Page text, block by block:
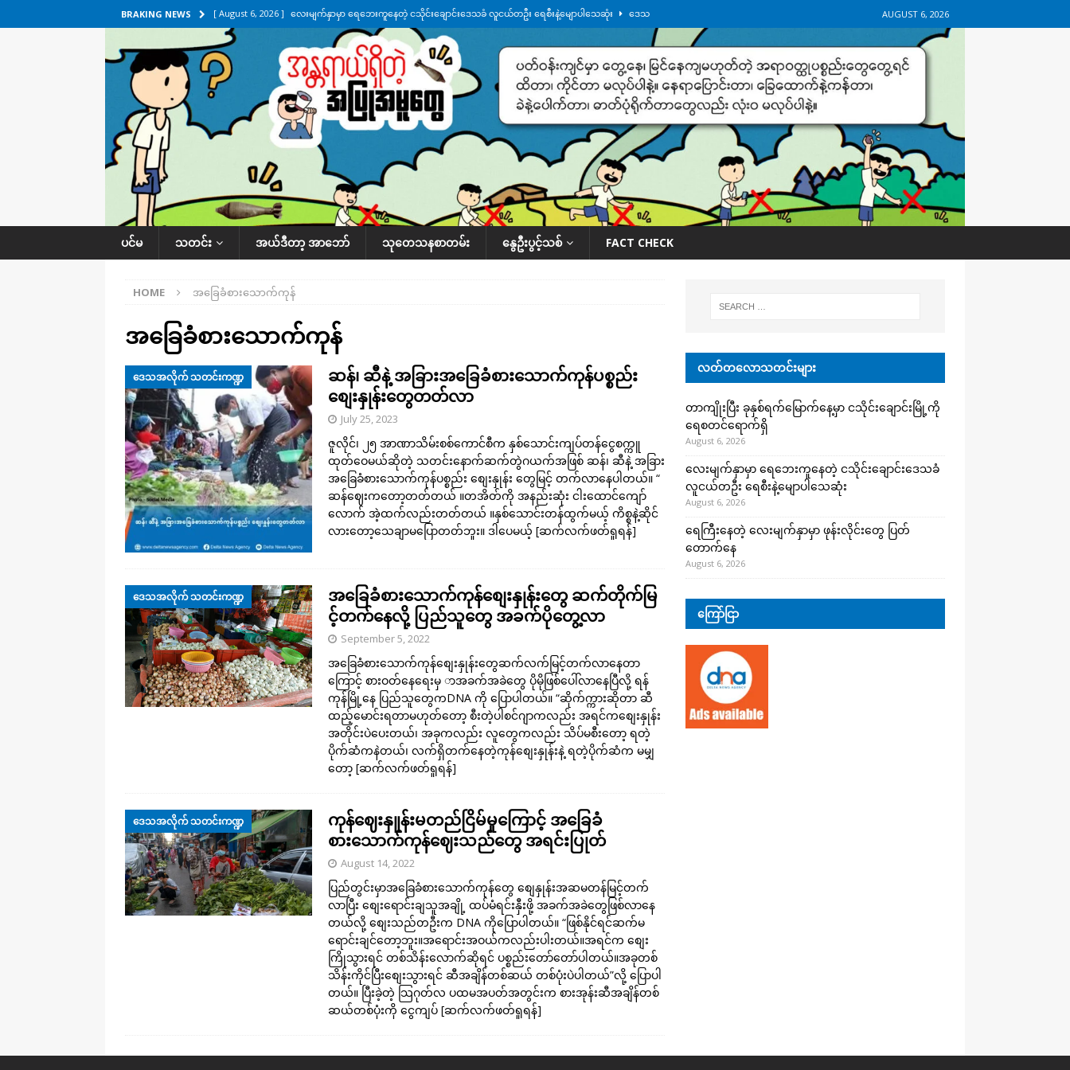
BRAKING NEWS [ August 6, 2026 ] လေးမျက်နှာမှာ ရေဘေးကူနေတဲ့ ငသိုင်းချောင်းဒေသခံ လူငယ်တဦး ရေစီးနဲ့မျောပါသေဆုံး ဒေသ
အလိုက် သတင်းကဏ္ဍ
[ August 6, 2026 ] ရေကြီးနေတဲ့ လေးမျက်နှာမှာ ဖုန်းလိုင်းတွေ ပြတ်တောက်နေ ဒေသအလိုက် သတင်းကဏ္ဍ
[ August 5, 2026 ] ရန်ကုန်မြို့မှာ ကားမှန်ခွဲခံရတာတွေ ဆက်တိုက်ဖြစ် ဒေသအလိုက် သတင်းကဏ္ဍ
[ August 5, 2026 ] ဂျပန်ရဲ့ ဒုံးကျည်စမ်းသပ်မှုကို မြောက်ကိုရီးယား ဝေဖန် နိုင်ငံတကာရေးရာ
[ August 6, 2026 ] တာကျိုးပြီး ခုနှစ်ရက်မြောက်နေ့မှာ ငသိုင်းချောင်းမြို့ကို ရေစတင်ရောက်ရှိ ဒေသအလိုက် သတင်း
AUGUST 6, 2026
ပင်မ သတင်း အယ်ဒီတာ့ အာဘော် သုတေသနစာတမ်း နွေဦးပွင့်သစ် FACT CHECK
HOME အခြေခံစားသောက်ကုန်
အခြေခံစားသောက်ကုန်
ဒေသအလိုက် သတင်းကဏ္ဍ
ဆန်၊ ဆီနဲ့ အခြားအခြေခံစားသောက်ကုန်ပစ္စည်း
စျေးနှုန်းတွေတတ်လာ
July 25, 2023
ဇူလိုင်၊ ၂၅ အာဏာသိမ်းစစ်ကောင်စီက နှစ်သောင်းကျပ်တန်ငွေစက္ကူ
ထုတ်ဝေမယ်ဆိုတဲ့ သတင်းနောက်ဆက်တွဲဂယက်အဖြစ် ဆန်၊ ဆီနဲ့ အခြား
အခြေခံစားသောက်ကုန်ပစ္စည်း စျေးနှုန်း တွေမြင့် တက်လာနေပါတယ်။ “
ဆန်ဈေးကတော့တတ်တယ် ။တအိတ်ကို အနည်းဆုံး ငါးထောင်ကျော်
လောက် အဲ့ထက်လည်းတတ်တယ် ။နှစ်သောင်းတန်ထွက်မယ့် ကိစ္စနဲ့ဆိုင်
လားတော့သေချာမပြောတတ်ဘူး။ ဒါပေမယ့် [ဆက်လက်ဖတ်ရှုရန်]
ဒေသအလိုက် သတင်းကဏ္ဍ
အခြေခံစားသောက်ကုန်စျေးနှုန်းတွေ ဆက်တိုက်မြ
င့်တက်နေလို့ ပြည်သူတွေ အခက်ပိုတွေ့လာ
September 5, 2022
အခြေခံစားသောက်ကုန်စျေးနှုန်းတွေဆက်လက်မြင့်တက်လာနေတာ
ကြောင့် စားဝတ်နေရေးမှ ာအခက်အခဲတွေ ပိုမိုဖြစ်ပေါ်လာနေပြီလို့ ရန်
ကုန်မြို့နေ ပြည်သူတွေကDNA ကို ပြောပါတယ်။ “ဆိုက်က္ကားဆိုတာ ဆီ
ထည့်မောင်းရတာမဟုတ်တော့ စီးတဲ့ပါစင်ဂျာကလည်း အရင်ကစျေးနှုန်း
အတိုင်းပဲပေးတယ်၊ အခုကလည်း လူတွေကလည်း သိပ်မစီးတော့ ရတဲ့
ပိုက်ဆံကနဲတယ်၊ လက်ရှိတက်နေတဲ့ကုန်စျေးနှုန်းနဲ့ ရတဲ့ပိုက်ဆံက မမျှ
တော့ [ဆက်လက်ဖတ်ရှုရန်]
ဒေသအလိုက် သတင်းကဏ္ဍ
ကုန်ဈေးနှူန်းမတည်ငြိမ်မှုကြောင့် အခြေခံ
စားသောက်ကုန်ဈေးသည်တွေ အရင်းပြုတ်
August 14, 2022
ပြည်တွင်းမှာအခြေခံစားသောက်ကုန်တွေ စျေနှုန်းအဆမတန်မြင့်တက်
လာပြီး စျေးရောင်းချသူအချို့ ထပ်မံရင်းနှီးဖို့ အခက်အခဲတွေဖြစ်လာနေ
တယ်လို့ ​စျေးသည်တဦးက DNA ကိုပြောပါတယ်။ “ဖြစ်နိုင်ရင်ဆက်မ
ရောင်းချင်တော့ဘူး။အရောင်းအဝယ်ကလည်းပါးတယ်။အရင်က စျေး
ကြိုသွားရင် တစ်သိန်းလောက်ဆိုရင် ပစ္စည်းတော်တော်ပါတယ်။အခုတစ်
သိန်းကိုင်ပြီးစျေးသွားရင် ဆီအချိန်တစ်ဆယ် တစ်ပုံးပဲပါတယ်”လို့ ပြောပါ
တယ်။ ပြီးခဲ့တဲ့ သြဂုတ်လ ပထမအပတ်အတွင်းက စားအုန်းဆီအချိန်တစ်
ဆယ်တစ်ပုံးကို ငွေကျပ် [ဆက်လက်ဖတ်ရှုရန်]
လတ်တလောသတင်းများ
တာကျိုးပြီး ခုနှစ်ရက်မြောက်နေ့မှာ ငသိုင်းချောင်းမြို့ကို
ရေစတင်ရောက်ရှိ
August 6, 2026
လေးမျက်နှာမှာ ရေဘေးကူနေတဲ့ ငသိုင်းချောင်းဒေသခံ
လူငယ်တဦး ရေစီးနဲ့မျောပါသေဆုံး
August 6, 2026
ရေကြီးနေတဲ့ လေးမျက်နှာမှာ ဖုန်းလိုင်းတွေ ပြတ်
တောက်နေ
August 6, 2026
ကြော်ငြာ